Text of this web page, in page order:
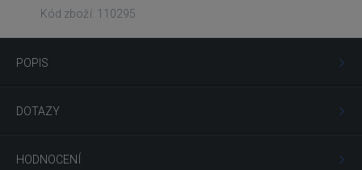
Kód zboží: 110295
POPIS
DOTAZY
HODNOCENÍ